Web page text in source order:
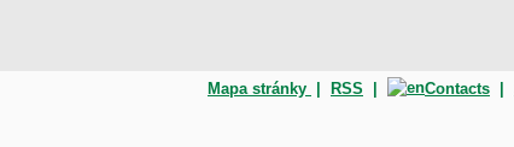
Mapa stránky RSS Contacts